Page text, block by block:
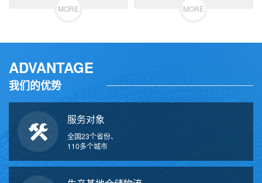
MORE MORE
ADVANTAGE
我们的优势
服务对象
全国23个省份、
110多个城市